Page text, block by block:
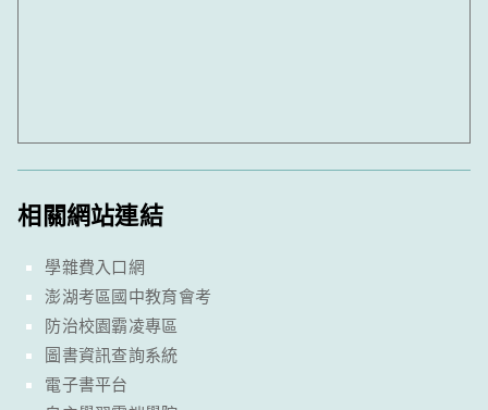
相關網站連結
學雜費入口網
澎湖考區國中教育會考
防治校園霸凌專區
圖書資訊查詢系統
電子書平台